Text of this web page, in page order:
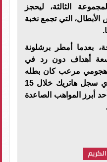
الثالثة، ليحجز
التي تجمع نخبة
بعدما أمطر برشلونة
أهداف دون رد في
هجومي مرعب كان بطله
الأول حمزة عبد الكريم، الذي سجل هاتريك خلال 15
أبرز المواهب الصاعدة